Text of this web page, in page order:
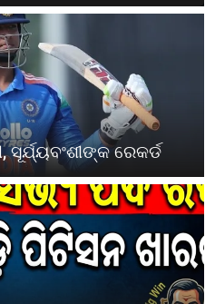
ସୂର୍ଯ୍ୟବଂଶୀଙ୍କ ରେକର୍ଡ